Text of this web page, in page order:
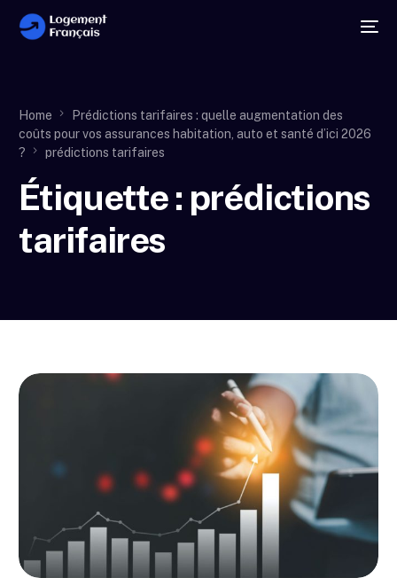
Home
Prédictions tarifaires : quelle augmentation des
coûts pour vos assurances habitation, auto et santé d’ici 2026
?
prédictions tarifaires
Étiquette : prédictions
tarifaires